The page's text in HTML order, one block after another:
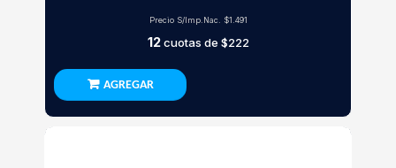
Precio S/Imp.Nac. $1.491
12cuotas de $222
AGREGAR